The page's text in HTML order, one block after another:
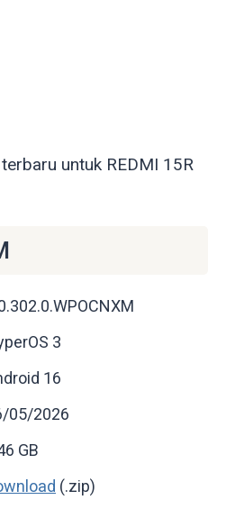
untuk REDMI 15R
3
16
05/2026
GB
(.zip)